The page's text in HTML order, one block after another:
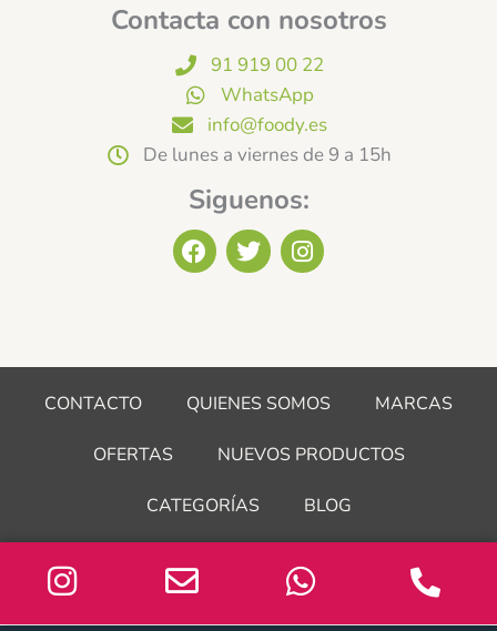
Contacta con nosotros
91 919 00 22
WhatsApp
info@foody.es
De lunes a viernes de 9 a 15h
Siguenos:
F
a
o
k
T
w
e
I
n
g
a
CONTACTO QUIENES SOMOS MARCAS
OFERTAS NUEVOS PRODUCTOS
CATEGORÍAS BLOG